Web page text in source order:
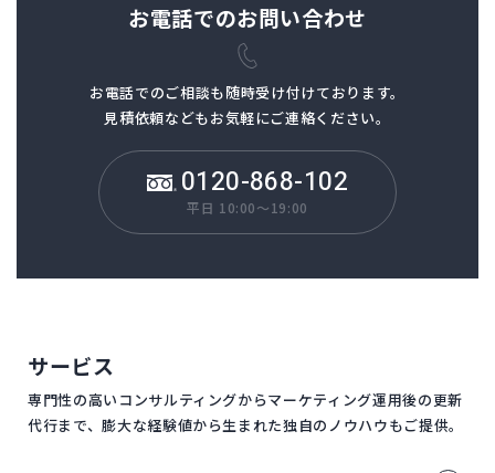
お電話でのお問い合わせ
お電話でのご相談も随時受け付けております。
見積依頼などもお気軽にご連絡ください。
0120-868-102
平日 10:00～19:00
サービス
専門性の高いコンサルティングからマーケティング運用後の更新
代行まで、膨大な経験値から生まれた独自のノウハウもご提供。